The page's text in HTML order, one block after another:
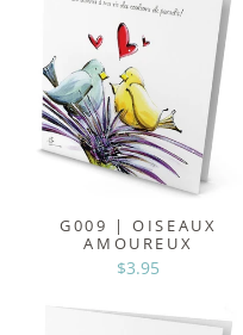
G009 | OISEAUX
AMOUREUX
$3.95